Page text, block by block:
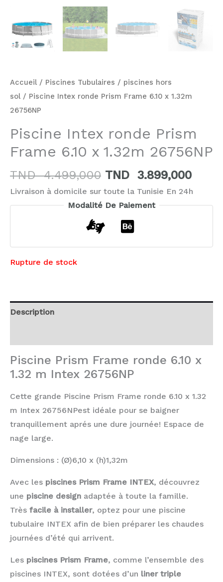
Accueil / Piscines Tubulaires / piscines hors
sol / Piscine Intex ronde Prism Frame 6.10 x 1.32m
26756NP
Piscine Intex ronde Prism
Frame 6.10 x 1.32m 26756NP
TND4.499,000 TND 3.899,000
Livraison à domicile sur toute la Tunisie En 24h
Modalité De Paiement
Rupture de stock
Description
Piscine Prism Frame ronde 6.10 x
1.32 m Intex 26756NP
Cette grande Piscine Prism Frame ronde 6.10 x 1.32
m Intex 26756NPest idéale pour se baigner
tranquillement aprés une dure journée! Espace de
nage large.
Dimensions : (Ø)6,10 x (h)1,32m
Avec les piscines Prism Frame INTEX, découvrez
une piscine design adaptée à toute la famille.
Très facile à installer, optez pour une piscine
tubulaire INTEX afin de bien préparer les chaudes
journées d’été qui arrivent.
Les piscines Prism Frame, comme l’ensemble des
piscines INTEX, sont dotées d’un liner triple